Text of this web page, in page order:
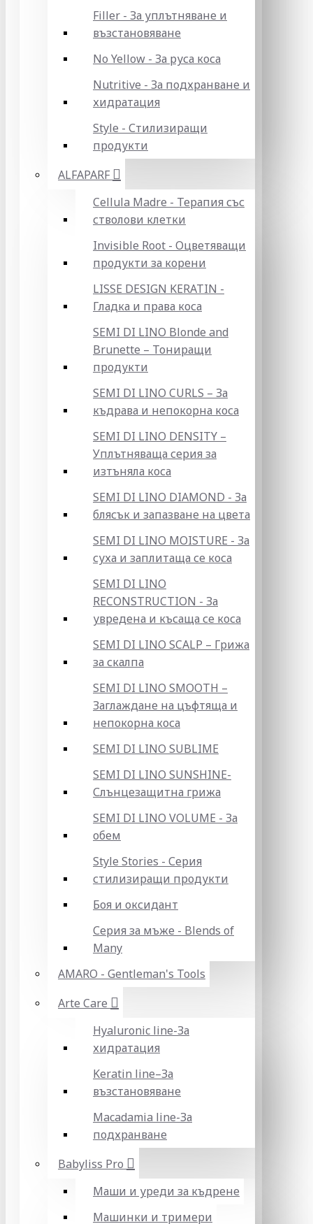
Filler - За уплътняване и
възстановяване
No Yellow - За руса коса
Nutritive - За подхранване и
хидратация
Style - Стилизиращи
продукти
ALFAPARF
Cellula Madre - Терапия със
стволови клетки
Invisible Root - Оцветяващи
продукти за корени
LISSE DESIGN KERATIN -
Гладка и права коса
SEMI DI LINO Blonde and
Brunette – Тониращи
продукти
SEMI DI LINO CURLS – За
къдрава и непокорна коса
SEMI DI LINO DENSITY –
Уплътняваща серия за
изтъняла коса
SEMI DI LINO DIAMOND - За
блясък и запазване на цвета
SEMI DI LINO MOISTURE - За
суха и заплитаща се коса
SEMI DI LINO
RECONSTRUCTION - За
увредена и късаща се коса
SEMI DI LINO SCALP – Грижа
за скалпа
SEMI DI LINO SMOOTH –
Заглаждане на цъфтяща и
непокорна коса
SEMI DI LINO SUBLIME
SEMI DI LINO SUNSHINE-
Слънцезащитна грижа
SEMI DI LINO VOLUME - За
обем
Style Stories - Серия
стилизиращи продукти
Боя и оксидант
Серия за мъже - Blends of
Many
AMARO - Gentleman's Tools
Arte Care
Hyaluronic line-За
хидратация
Keratin line–За
възстановяване
Macadamia line-За
подхранване
Babyliss Pro
Маши и уреди за къдрене
Машинки и тримери